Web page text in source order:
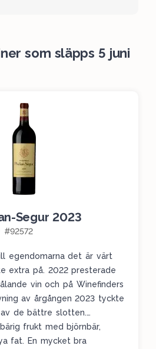
som släpps 5 juni
Segur 2023
#92572
egendomarna det är värt
extra på. 2022 presterade
vin och på Winefinders
av årgången 2023 tyckte
de bättre slotten.
frukt med björnbär,
fat. En mycket bra